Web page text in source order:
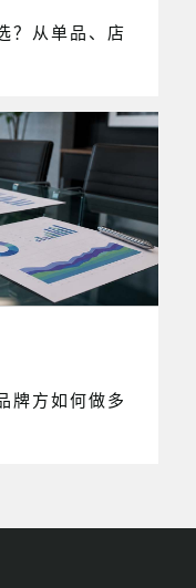
？从单品、店
牌方如何做多